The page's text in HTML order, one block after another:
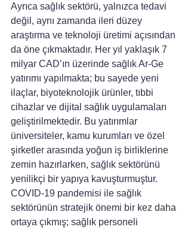
Ayrıca sağlık sektörü, yalnızca tedavi
değil, aynı zamanda ileri düzey
araştırma ve teknoloji üretimi açısından
da öne çıkmaktadır. Her yıl yaklaşık 7
milyar CAD’ın üzerinde sağlık Ar-Ge
yatırımı yapılmakta; bu sayede yeni
ilaçlar, biyoteknolojik ürünler, tıbbi
cihazlar ve dijital sağlık uygulamaları
geliştirilmektedir. Bu yatırımlar
üniversiteler, kamu kurumları ve özel
şirketler arasında yoğun iş birliklerine
zemin hazırlarken, sağlık sektörünü
yenilikçi bir yapıya kavuşturmuştur.
COVID-19 pandemisi ile sağlık
sektörünün stratejik önemi bir kez daha
ortaya çıkmış; sağlık personeli